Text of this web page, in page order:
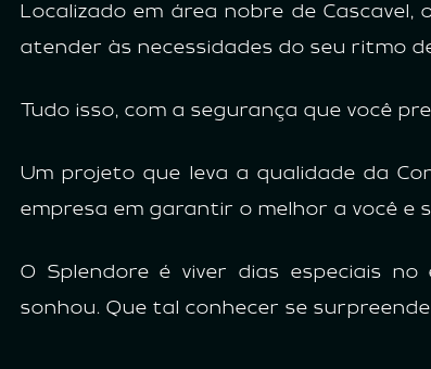
Localizado em área nobre de
atender às necessidades do seu ritmo
Tudo isso, com a segurança que você
Um projeto que leva a qualidade da
empresa em garantir o melhor a você e
O Splendore é viver dias especiais
sonhou. Que tal conhecer se